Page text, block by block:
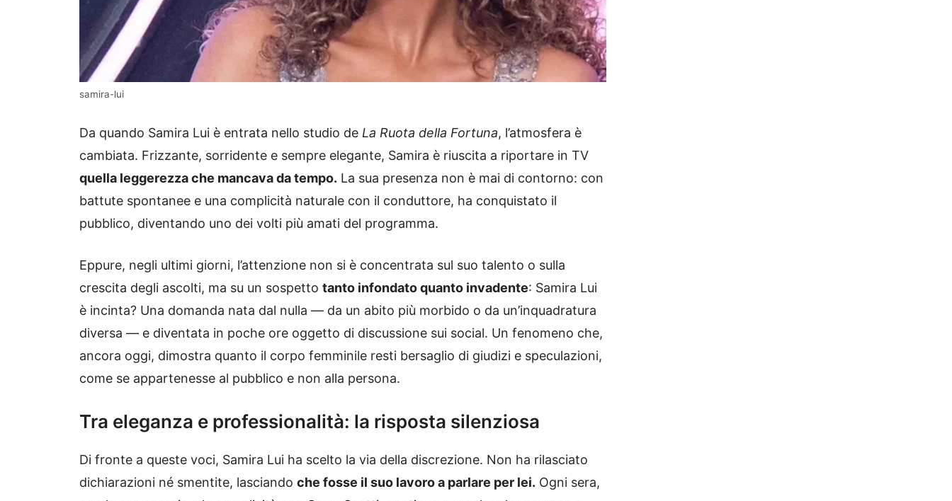
samira-lui
Da quando Samira Lui è entrata nello studio de La Ruota della Fortuna, l’atmosfera è
cambiata. Frizzante, sorridente e sempre elegante, Samira è riuscita a riportare in TV
quella leggerezza che mancava da tempo. La sua presenza non è mai di contorno: con
battute spontanee e una complicità naturale con il conduttore, ha conquistato il
pubblico, diventando uno dei volti più amati del programma.
Eppure, negli ultimi giorni, l’attenzione non si è concentrata sul suo talento o sulla
crescita degli ascolti, ma su un sospetto tanto infondato quanto invadente: Samira Lui
è incinta? Una domanda nata dal nulla — da un abito più morbido o da un’inquadratura
diversa — e diventata in poche ore oggetto di discussione sui social. Un fenomeno che,
ancora oggi, dimostra quanto il corpo femminile resti bersaglio di giudizi e speculazioni,
come se appartenesse al pubblico e non alla persona.
Tra eleganza e professionalità: la risposta silenziosa
Di fronte a queste voci, Samira Lui ha scelto la via della discrezione. Non ha rilasciato
dichiarazioni né smentite, lasciando che fosse il suo lavoro a parlare per lei. Ogni sera,